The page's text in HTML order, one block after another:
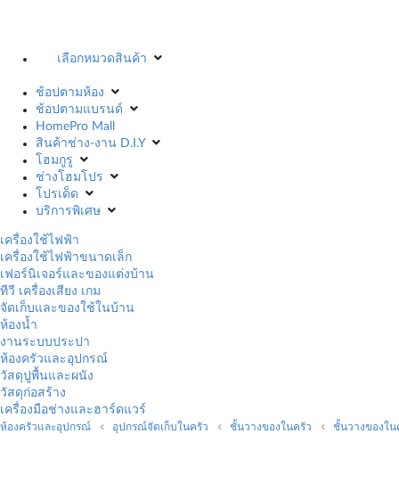
เลือกหมวดสินค้า
ช้อปตามห้อง
ช้อปตามแบรนด์
HomePro Mall
สินค้าช่าง-งาน D.I.Y
โฮมกูรู
ช่างโฮมโปร
โปรเด็ด
บริการพิเศษ
เครื่องใช้ไฟฟ้า
เครื่องใช้ไฟฟ้าขนาดเล็ก
เฟอร์นิเจอร์และของแต่งบ้าน
ทีวี เครื่องเสียง เกม
จัดเก็บและของใช้ในบ้าน
ห้องน้ำ
งานระบบประปา
ห้องครัวและอุปกรณ์
วัสดุปูพื้นและผนัง
วัสดุก่อสร้าง
เครื่องมือช่างและฮาร์ดแวร์
ห้องครัวและอุปกรณ์ อุปกรณ์จัดเก็บในครัว ชั้นวางของในครัว ชั้นวางของใน